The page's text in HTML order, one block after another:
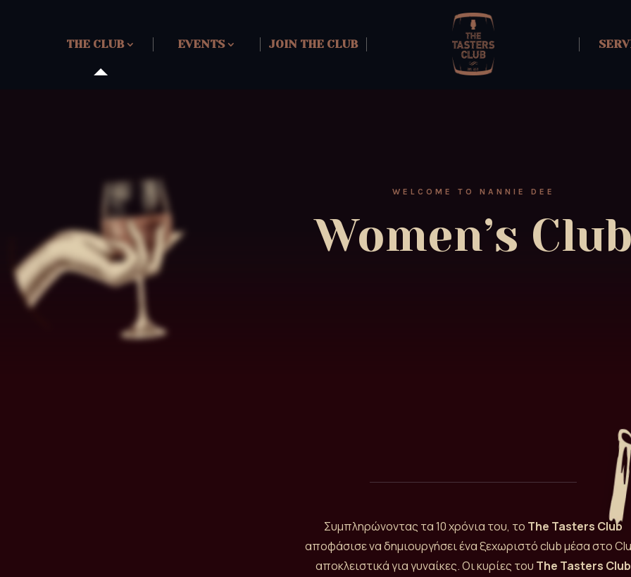
THE CLUB EVENTS JOIN THE CLUB
WELCOME TO NANNIE DEE
Women’s
Συμπληρώνοντας τα 10 χρόνια του, το The Tasters Club
αποφάσισε να δημιουργήσει ένα ξεχωριστό club μέσα στο
αποκλειστικά για γυναίκες. Οι κυρίες του The Tasters Club